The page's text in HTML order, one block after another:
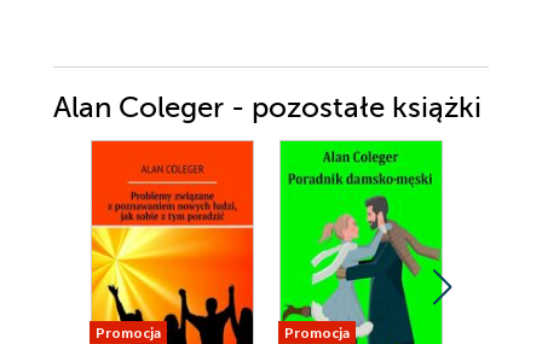
Alan Coleger - pozostałe książki
Promocja Promocja